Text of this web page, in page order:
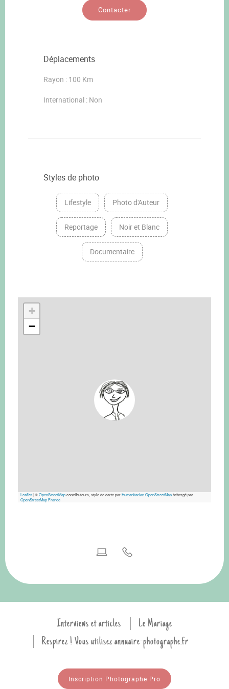
Contacter
Déplacements
Rayon : 100 Km
International : Non
Styles de photo
Lifestyle Photo d'Auteur
Reportage Noir et Blanc
Documentaire
+
−
Leaflet|©OpenStreetMapcontributeurs, style de carte parHumanitarian OpenStreetMaphébergé par
OpenStreetMap France
Interviews et articles
Le Mariage
Respirez ! Vous utilisez annuaire-photographe.fr
Inscription Photographe Pro